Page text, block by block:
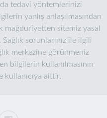
tedavi yöntemlerinizi
yanlış anlaşılmasından
mağduriyetten sitemiz yasal
sorunlarınız ile ilgili
merkezine görünmeniz
bilgilerin kullanılmasının
aittir.